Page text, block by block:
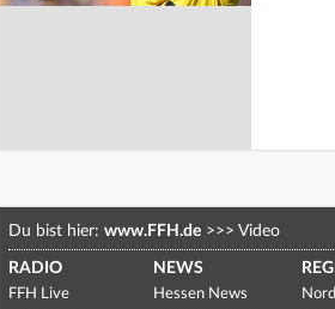
Du bist hier: www.FFH.de >>> Video
RADIO
FFH Live
NEWS
Hessen News